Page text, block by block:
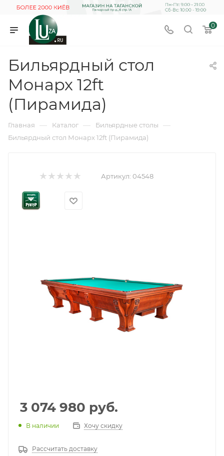
0
Бильярдный стол
Монарх 12ft
(Пирамида)
Главная — Каталог — Бильярдные столы —
Бильярдный стол Монарх 12ft (Пирамида)
Артикул: 04548
3 074 980 руб.
В наличии Хочу скидку
Рассчитать доставку